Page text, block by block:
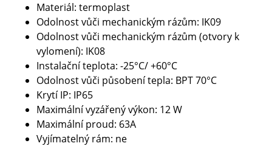
Materiál: termoplast
Odolnost vůči mechanickým rázům: IK09
Odolnost vůči mechanickým rázům (otvory k
vylomení): IK08
Instalační teplota: -25°C/ +60°C
Odolnost vůči působení tepla: BPT 70°C
Krytí IP: IP65
Maximální vyzářený výkon: 12 W
Maximální proud: 63A
Vyjímatelný rám: ne